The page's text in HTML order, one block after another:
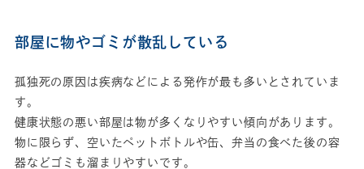
部屋に物やゴミが散乱している
孤独死の原因は疾病などによる発作が最も多いとされていま
す。
健康状態の悪い部屋は物が多くなりやすい傾向があります。
物に限らず、空いたペットボトルや缶、弁当の食べた後の容
器などゴミも溜まりやすいです。